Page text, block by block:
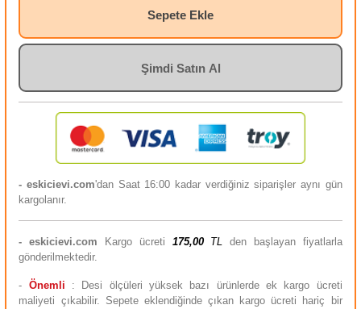
Sepete Ekle
Şimdi Satın Al
- eskicievi.com'dan Saat 16:00 kadar verdiğiniz siparişler aynı gün
kargolanır.
-eskicievi.com Kargo ücreti 175,00 TL den başlayan fiyatlarla
gönderilmektedir.
- Önemli
: Desi ölçüleri yüksek bazı ürünlerde ek kargo ücreti
maliyeti çıkabilir. Sepete eklendiğinde çıkan kargo ücreti hariç bir